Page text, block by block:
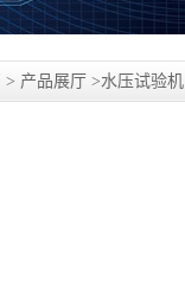
> 产品展厅 >水压试验机